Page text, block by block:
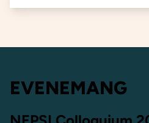
EVENEMANG